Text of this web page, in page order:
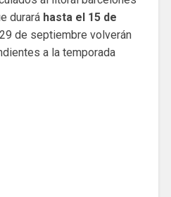
durará hasta el 15 de
de septiembre volverán
a la temporada